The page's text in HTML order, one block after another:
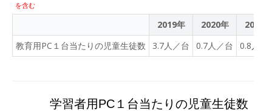
を含む
2019年 2020年
2021年
教育用PC１台当たりの児童生徒数
3.7人／台 0.7人／台 0.8人／
学習者用PC１台当たりの児童生徒数